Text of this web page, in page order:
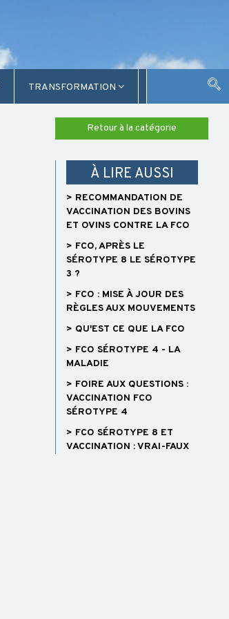
TRANSFORMATION
Retour à la catégorie
À LIRE AUSSI
> RECOMMANDATION DE
VACCINATION DES BOVINS
ET OVINS CONTRE LA FCO
> FCO, APRÈS LE
SÉROTYPE 8 LE SÉROTYPE
3 ?
> FCO : MISE À JOUR DES
RÈGLES AUX MOUVEMENTS
> QU'EST CE QUE LA FCO
> FCO SÉROTYPE 4 - LA
MALADIE
> FOIRE AUX QUESTIONS :
VACCINATION FCO
SÉROTYPE 4
> FCO SÉROTYPE 8 ET
VACCINATION : VRAI-FAUX